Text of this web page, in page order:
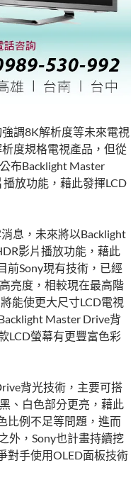
調8K解析度等未來電視
度規格電視產品，但從
布Backlight Master
放功能，藉此發揮LCD
息，未來將以Backlight
影片播放功能，藉此
前Sony現有技術，已經
亮度，相較現在最高階
能使更大尺寸LCD電視
Master Drive背
LCD螢幕有更豐富色彩
背光技術，主要可搭
、白色部分更亮，藉此
比例不足等問題，進而
外，Sony也計畫持續挖
對手使用OLED面板技術